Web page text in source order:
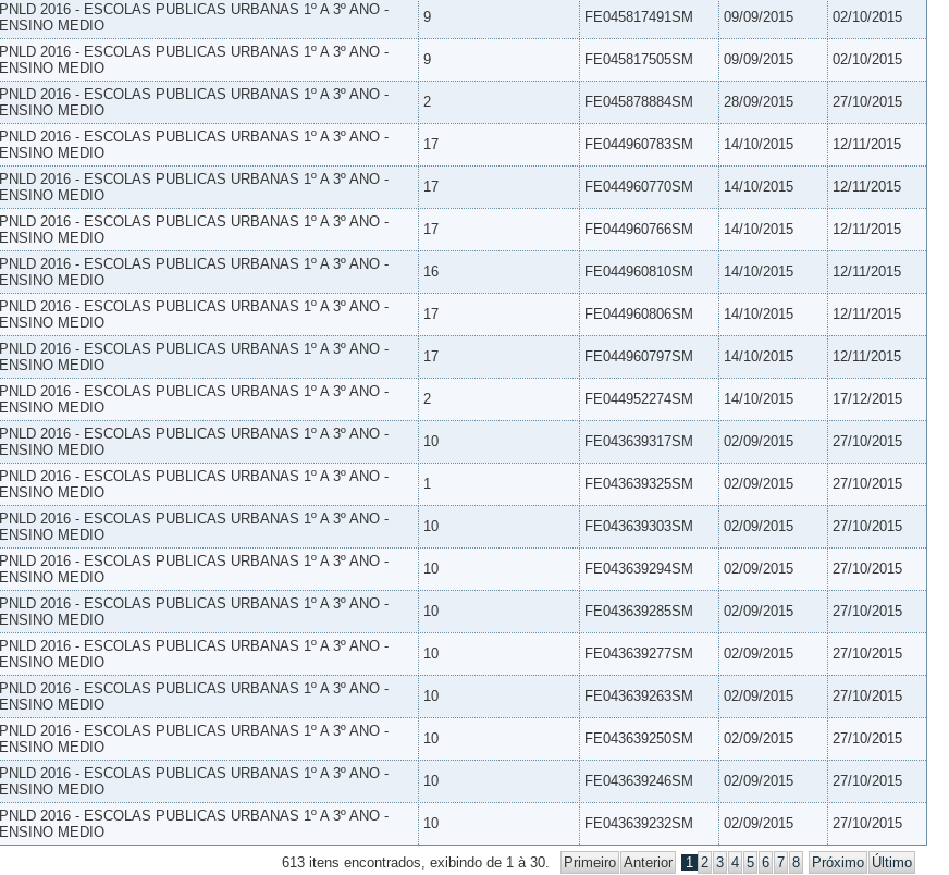
PNLD 2016 - ESCOLAS PUBLICAS URBANAS 1º A 3º ANO -
ENSINO MEDIO
9 FE045817491SM 09/09/2015 02/10/2015
PNLD 2016 - ESCOLAS PUBLICAS URBANAS 1º A 3º ANO -
ENSINO MEDIO
9 FE045817505SM 09/09/2015 02/10/2015
PNLD 2016 - ESCOLAS PUBLICAS URBANAS 1º A 3º ANO -
ENSINO MEDIO
2 FE045878884SM 28/09/2015 27/10/2015
PNLD 2016 - ESCOLAS PUBLICAS URBANAS 1º A 3º ANO -
ENSINO MEDIO
17 FE044960783SM 14/10/2015 12/11/2015
PNLD 2016 - ESCOLAS PUBLICAS URBANAS 1º A 3º ANO -
ENSINO MEDIO
17 FE044960770SM 14/10/2015 12/11/2015
PNLD 2016 - ESCOLAS PUBLICAS URBANAS 1º A 3º ANO -
ENSINO MEDIO
17 FE044960766SM 14/10/2015 12/11/2015
PNLD 2016 - ESCOLAS PUBLICAS URBANAS 1º A 3º ANO -
ENSINO MEDIO
16 FE044960810SM 14/10/2015 12/11/2015
PNLD 2016 - ESCOLAS PUBLICAS URBANAS 1º A 3º ANO -
ENSINO MEDIO
17 FE044960806SM 14/10/2015 12/11/2015
PNLD 2016 - ESCOLAS PUBLICAS URBANAS 1º A 3º ANO -
ENSINO MEDIO
17 FE044960797SM 14/10/2015 12/11/2015
PNLD 2016 - ESCOLAS PUBLICAS URBANAS 1º A 3º ANO -
ENSINO MEDIO
2 FE044952274SM 14/10/2015 17/12/2015
PNLD 2016 - ESCOLAS PUBLICAS URBANAS 1º A 3º ANO -
ENSINO MEDIO
10 FE043639317SM 02/09/2015 27/10/2015
PNLD 2016 - ESCOLAS PUBLICAS URBANAS 1º A 3º ANO -
ENSINO MEDIO
1 FE043639325SM 02/09/2015 27/10/2015
PNLD 2016 - ESCOLAS PUBLICAS URBANAS 1º A 3º ANO -
ENSINO MEDIO
10 FE043639303SM 02/09/2015 27/10/2015
PNLD 2016 - ESCOLAS PUBLICAS URBANAS 1º A 3º ANO -
ENSINO MEDIO
10 FE043639294SM 02/09/2015 27/10/2015
PNLD 2016 - ESCOLAS PUBLICAS URBANAS 1º A 3º ANO -
ENSINO MEDIO
10 FE043639285SM 02/09/2015 27/10/2015
PNLD 2016 - ESCOLAS PUBLICAS URBANAS 1º A 3º ANO -
ENSINO MEDIO
10 FE043639277SM 02/09/2015 27/10/2015
PNLD 2016 - ESCOLAS PUBLICAS URBANAS 1º A 3º ANO -
ENSINO MEDIO
10 FE043639263SM 02/09/2015 27/10/2015
PNLD 2016 - ESCOLAS PUBLICAS URBANAS 1º A 3º ANO -
ENSINO MEDIO
10 FE043639250SM 02/09/2015 27/10/2015
PNLD 2016 - ESCOLAS PUBLICAS URBANAS 1º A 3º ANO -
ENSINO MEDIO
10 FE043639246SM 02/09/2015 27/10/2015
PNLD 2016 - ESCOLAS PUBLICAS URBANAS 1º A 3º ANO -
ENSINO MEDIO
10 FE043639232SM 02/09/2015 27/10/2015
613 itens encontrados, exibindo de 1 à 30. Primeiro Anterior 1 2 3 4 5 6 7 8 Próximo Último